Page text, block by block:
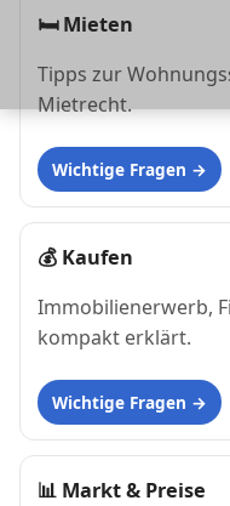
🛏Mieten
Tipps zur
Mietrecht.
Wichtige Fragen
💰 Kaufen
Immobilienerwerb,
kompakt erklärt.
Wichtige Fragen
📊 Markt & Preise